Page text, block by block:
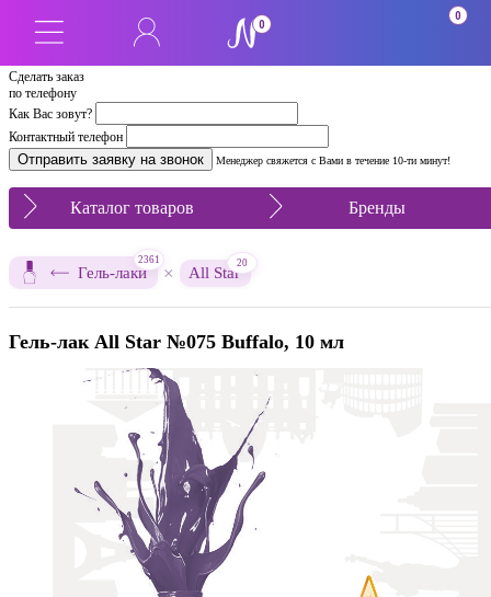
Сделать заказ
по телефону
Как Вас зовут?
Контактный телефон
Менеджер свяжется с Вами в течение 10-ти минут!
0
0
Каталог товаров Бренды
Гель-лаки
2361
× All Star
20
Гель-лак All Star №075 Buffalo, 10 мл